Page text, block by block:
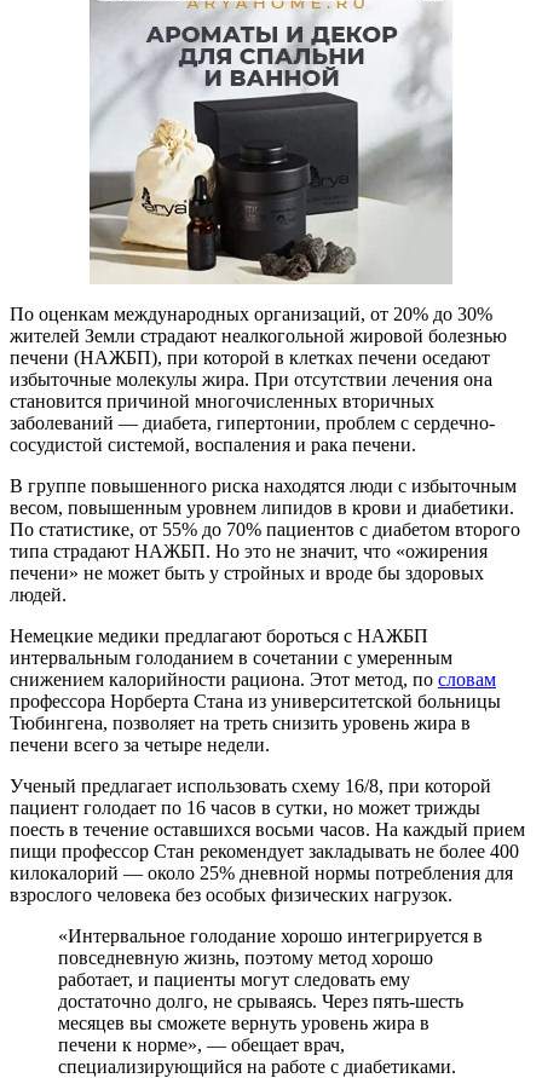
По оценкам международных организаций, от 20% до 30%
жителей Земли страдают неалкогольной жировой болезнью
печени (НАЖБП), при которой в клетках печени оседают
избыточные молекулы жира. При отсутствии лечения она
становится причиной многочисленных вторичных
заболеваний — диабета, гипертонии, проблем с сердечно-
сосудистой системой, воспаления и рака печени.
В группе повышенного риска находятся люди с избыточным
весом, повышенным уровнем липидов в крови и диабетики.
По статистике, от 55% до 70% пациентов с диабетом второго
типа страдают НАЖБП. Но это не значит, что «ожирения
печени» не может быть у стройных и вроде бы здоровых
людей.
Немецкие медики предлагают бороться с НАЖБП
интервальным голоданием в сочетании с умеренным
снижением калорийности рациона. Этот метод, по словам
профессора Норберта Стана из университетской больницы
Тюбингена, позволяет на треть снизить уровень жира в
печени всего за четыре недели.
Ученый предлагает использовать схему 16/8, при которой
пациент голодает по 16 часов в сутки, но может трижды
поесть в течение оставшихся восьми часов. На каждый прием
пищи профессор Стан рекомендует закладывать не более 400
килокалорий — около 25% дневной нормы потребления для
взрослого человека без особых физических нагрузок.
«Интервальное голодание хорошо интегрируется в
повседневную жизнь, поэтому метод хорошо
работает, и пациенты могут следовать ему
достаточно долго, не срываясь. Через пять-шесть
месяцев вы сможете вернуть уровень жира в
печени к норме», — обещает врач,
специализирующийся на работе с диабетиками.